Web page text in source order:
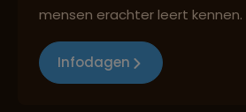
mensen erachter leert kennen.
Infodagen